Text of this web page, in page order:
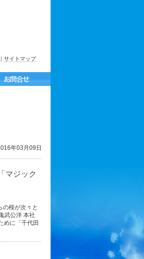
｜ サイトマップ
年03月09日
マジック
桜が次々と
武公洋 本社
めに「千代田